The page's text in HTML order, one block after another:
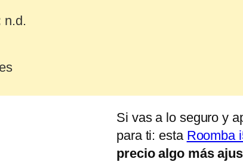
n.d.
Si vas a lo seguro y
para ti: esta Roomba
precio algo más